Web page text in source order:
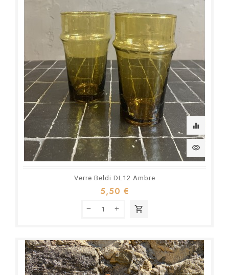
equalizer
visibility
Verre Beldi DL12 Ambre
5,50 €
shopping_cart